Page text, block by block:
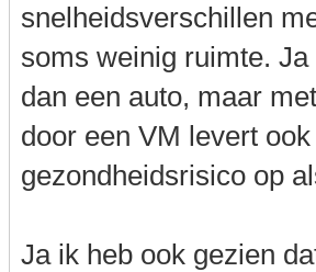
snelheidsverschillen
soms weinig ruimte.
dan een auto, maar
door een VM levert
gezondheidsrisico op
Ja ik heb ook gezien